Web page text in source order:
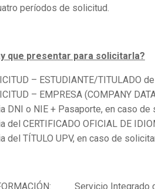
períodos de solicitud.
que presentar para solicitarla?
– ESTUDIANTE/TITULADO
– EMPRESA (COMPANY
DNI o NIE + Pasaporte, en caso de
del CERTIFICADO OFICIAL DE
del TÍTULO UPV, en caso de
Servicio Integrado